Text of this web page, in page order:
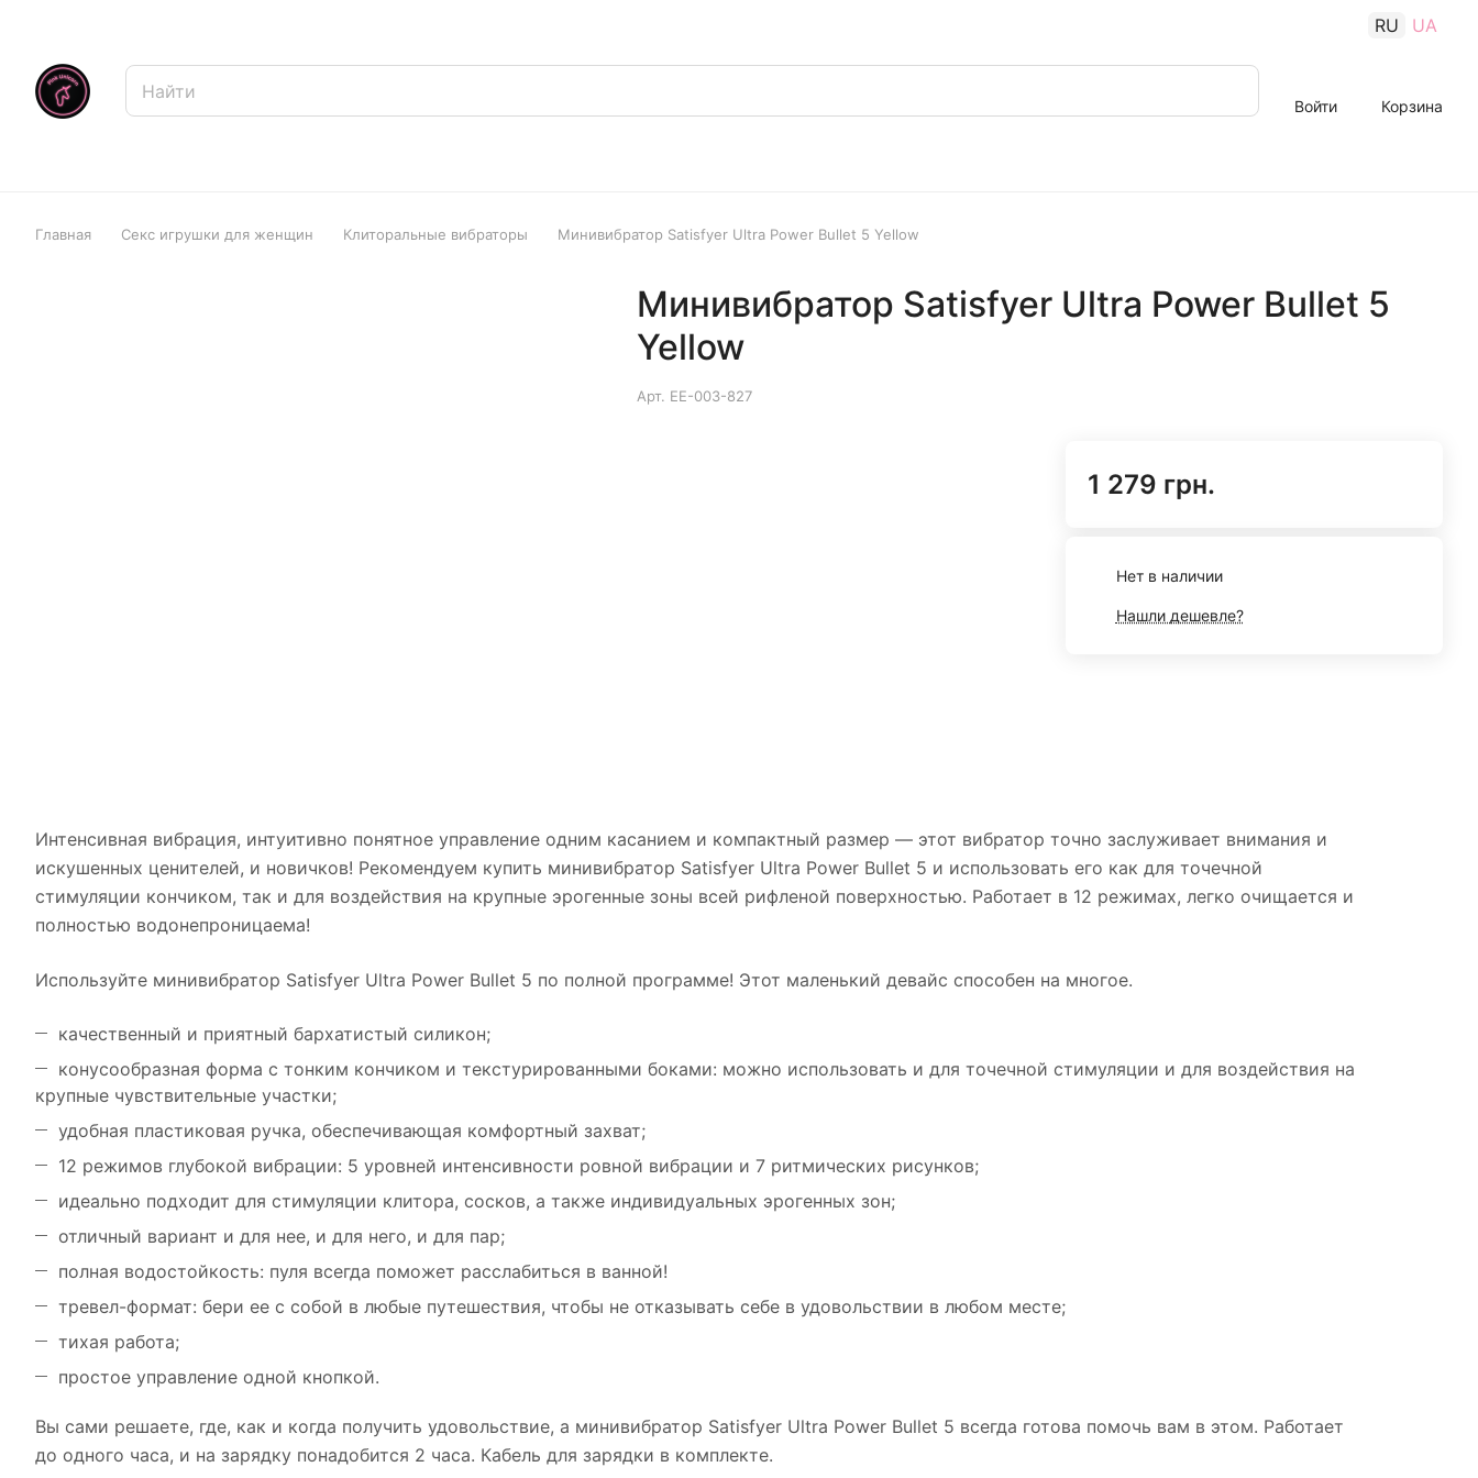
RU UA
Войти Корзина
Главная Секс игрушки для женщин Клиторальные вибраторы Минивибратор Satisfyer Ultra Power Bullet 5 Yellow
Минивибратор Satisfyer Ultra Power Bullet 5
Yellow
Арт. EE-003-827
1 279 грн.
Нет в наличии
Нашли дешевле?
Интенсивная вибрация, интуитивно понятное управление одним касанием и компактный размер — этот вибратор точно заслуживает внимания и
искушенных ценителей, и новичков! Рекомендуем купить минивибратор Satisfyer Ultra Power Bullet 5 и использовать его как для точечной
стимуляции кончиком, так и для воздействия на крупные эрогенные зоны всей рифленой поверхностью. Работает в 12 режимах, легко очищается и
полностью водонепроницаема!
Используйте минивибратор Satisfyer Ultra Power Bullet 5 по полной программе! Этот маленький девайс способен на многое.
качественный и приятный бархатистый силикон;
конусообразная форма с тонким кончиком и текстурированными боками: можно использовать и для точечной стимуляции и для воздействия на
крупные чувствительные участки;
удобная пластиковая ручка, обеспечивающая комфортный захват;
12 режимов глубокой вибрации: 5 уровней интенсивности ровной вибрации и 7 ритмических рисунков;
идеально подходит для стимуляции клитора, сосков, а также индивидуальных эрогенных зон;
отличный вариант и для нее, и для него, и для пар;
полная водостойкость: пуля всегда поможет расслабиться в ванной!
тревел-формат: бери ее с собой в любые путешествия, чтобы не отказывать себе в удовольствии в любом месте;
тихая работа;
простое управление одной кнопкой.
Вы сами решаете, где, как и когда получить удовольствие, а минивибратор Satisfyer Ultra Power Bullet 5 всегда готова помочь вам в этом. Работает
до одного часа, и на зарядку понадобится 2 часа. Кабель для зарядки в комплекте.